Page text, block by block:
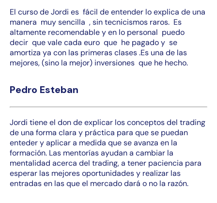
El curso de Jordi es fácil de entender lo explica de una
manera muy sencilla , sin tecnicismos raros. Es
altamente recomendable y en lo personal puedo
decir que vale cada euro que he pagado y se
amortiza ya con las primeras clases .Es una de las
mejores, (sino la mejor) inversiones que he hecho.
Pedro Esteban
Jordi tiene el don de explicar los conceptos del trading
de una forma clara y práctica para que se puedan
enteder y aplicar a medida que se avanza en la
formación. Las mentorías ayudan a cambiar la
mentalidad acerca del trading, a tener paciencia para
esperar las mejores oportunidades y realizar las
entradas en las que el mercado dará o no la razón.